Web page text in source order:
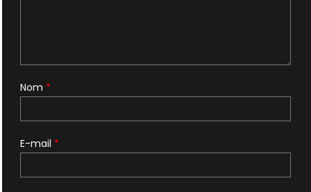
Nom *
E-mail *